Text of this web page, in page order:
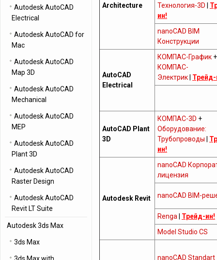
Architecture
Технология-3D
ин!
nanoCAD BIM
Конструкции
AutoCAD
Electrical
КОМПАС-График +
КОМПАС-
Электрик
Трейд-
AutoCAD Plant
3D
КОМПАС-3D +
Оборудование:
Трубопроводы
ин!
Autodesk Revit
nanoCAD
лицензия
nanoCAD BIM-
Renga
Трейд-ин!
Model Studio CS
nanoCAD Standart
Autodesk AutoCAD
Electrical
Autodesk AutoCAD for
Mac
Autodesk AutoCAD
Map 3D
Autodesk AutoCAD
Mechanical
Autodesk AutoCAD
MEP
Autodesk AutoCAD
Plant 3D
Autodesk AutoCAD
Raster Design
Autodesk AutoCAD
Revit LT Suite
Autodesk 3ds Max
3ds Max